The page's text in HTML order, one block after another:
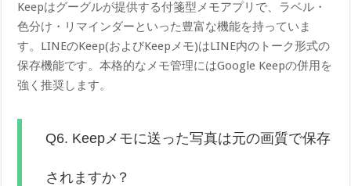
Keepはグーグルが提供する付箋型メモアプリで、ラベル・
色分け・リマインダーといった豊富な機能を持っていま
す。LINEのKeep(およびKeepメモ)はLINE内のトーク形式の
保存機能です。本格的なメモ管理にはGoogle Keepの併用を
強く推奨します。
Q6. Keepメモに送った写真は元の画質で保存
されますか？